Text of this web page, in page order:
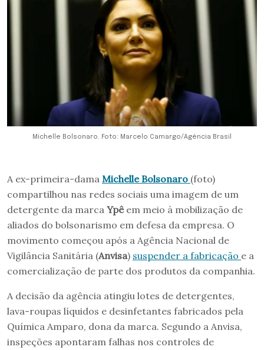
Michelle Bolsonaro. Foto: Marcelo Camargo/Agência Brasil
A ex-primeira-dama Michelle Bolsonaro (foto)
compartilhou nas redes sociais uma imagem de um
detergente da marca Ypêem meio à mobilização de
aliados do bolsonarismo em defesa da empresa. O
movimento começou após a Agência Nacional de
Vigilância Sanitária (Anvisa) suspender a fabricação e a
comercialização de parte dos produtos da companhia.
A decisão da agência atingiu lotes de detergentes,
lava-roupas líquidos e desinfetantes fabricados pela
Química Amparo, dona da marca. Segundo a Anvisa,
inspeções apontaram falhas nos controles de